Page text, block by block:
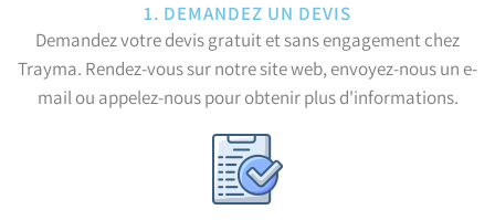
1. DEMANDEZ UN DEVIS
Demandez votre devis gratuit et sans engagement chez
Trayma. Rendez-vous sur notre site web, envoyez-nous un e-
mail ou appelez-nous pour obtenir plus d'informations.